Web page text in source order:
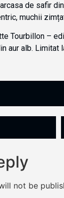
de safir
muchii
Tourbillon –
aur alb.
not be